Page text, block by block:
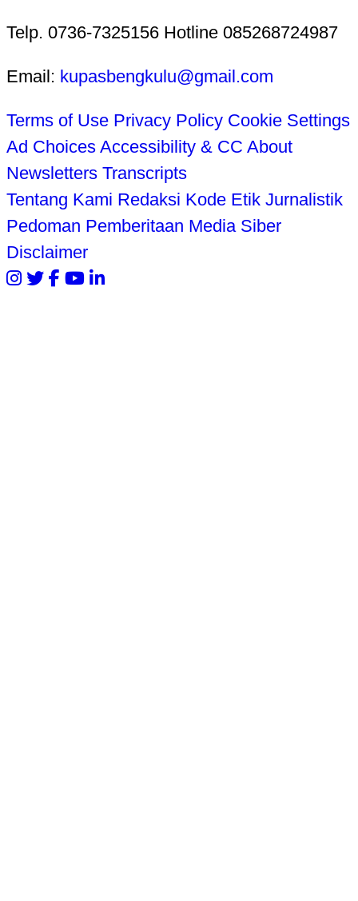
Telp. 0736-7325156 Hotline 085268724987
Email: kupasbengkulu@gmail.com
Terms of Use Privacy Policy Cookie Settings
Ad Choices Accessibility & CC About
Newsletters Transcripts
Tentang Kami Redaksi Kode Etik Jurnalistik
Pedoman Pemberitaan Media Siber
Disclaimer